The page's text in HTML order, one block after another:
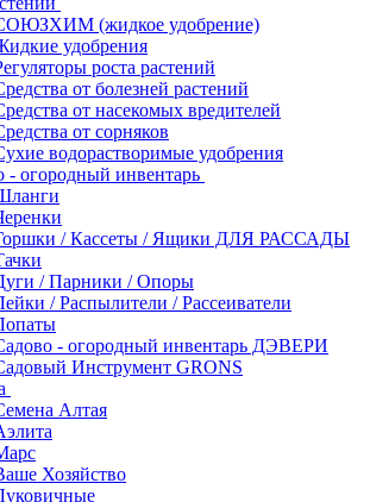
(жидкое удобрение)
удобрения
роста растений
от болезней растений
от насекомых вредителей
от сорняков
водорастворимые удобрения
- огородный инвентарь
/ Кассеты / Ящики ДЛЯ РАССАДЫ
/ Парники / Опоры
/ Распылители / Рассеиватели
- огородный инвентарь ДЭВЕРИ
Инструмент GRONS
Алтая
Хозяйство